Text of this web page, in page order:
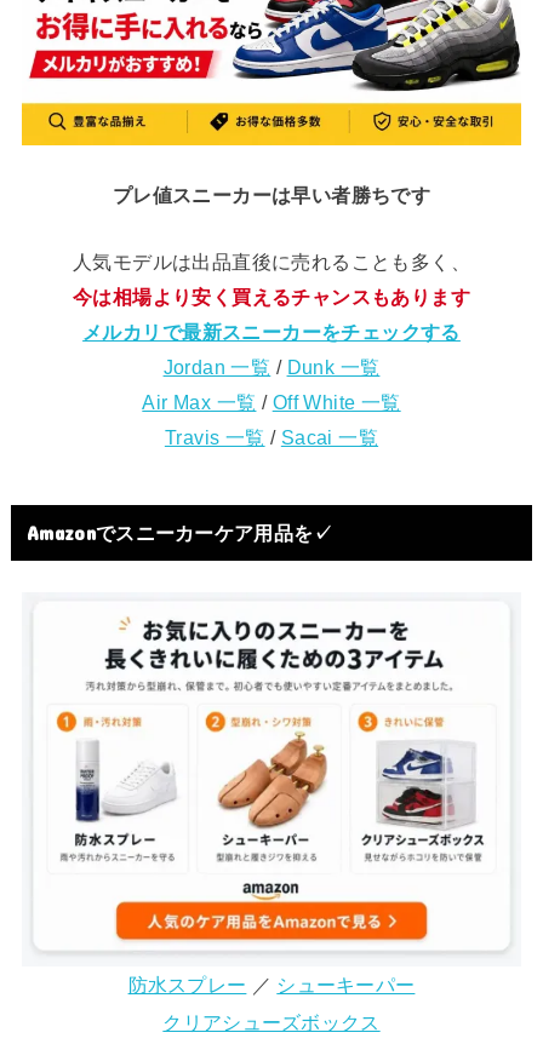
プレ値スニーカーは早い者勝ちです
人気モデルは出品直後に売れることも多く、
今は相場より安く買えるチャンスもあります
メルカリで最新スニーカーをチェックする
Jordan 一覧 / Dunk 一覧
Air Max 一覧 / Off White 一覧
Travis 一覧 / Sacai 一覧
Amazonでスニーカーケア用品を✓
防水スプレー ／ シューキーパー
クリアシューズボックス